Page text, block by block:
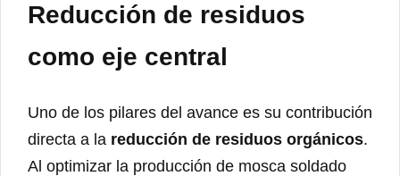
Reducción de residuos
como eje central
Uno de los pilares del avance es su contribución
directa a la reducción de residuos orgánicos.
Al optimizar la producción de mosca soldado